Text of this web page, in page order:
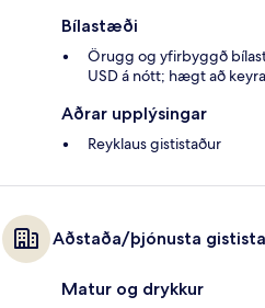
Bílastæði
Örugg og yfirbyggð
USD á nótt; hægt að
Aðrar upplýsingar
Reyklaus gististaður
Aðstaða/þjónusta
Matur og drykkur